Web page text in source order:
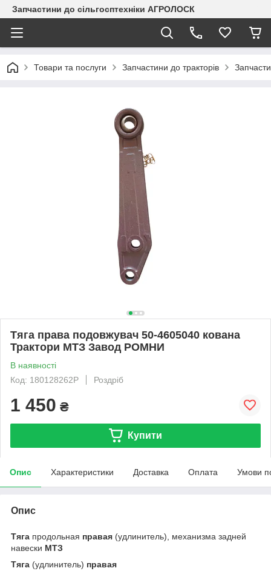
Запчастини до сільгосптехніки АГРОЛОСК
Товари та послуги Запчастини до тракторів
Тяга права подовжувач 50-4605040 кована
Трактори МТЗ Завод РОМНИ
В наявності
Код: 180128262P
Роздріб
1 450 ₴
Купити
Опис Характеристики Доставка Оплата Умови
Опис
Тяга продольная правая (удлинитель), механизма задней
навески МТЗ
Тяга (удлинитель) правая